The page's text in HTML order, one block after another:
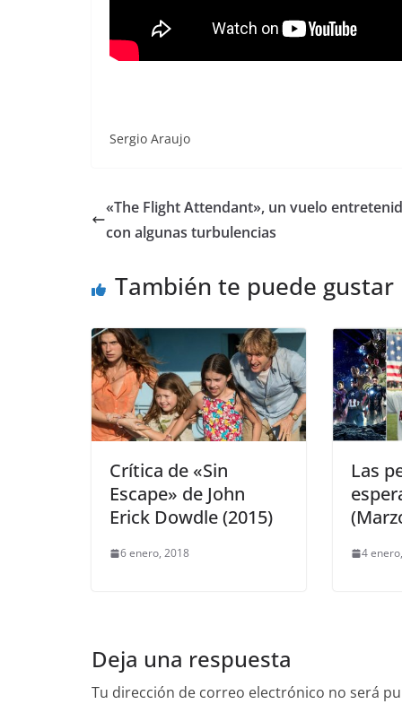
Sergio Araujo
«The Flight Attendant», un vuelo
con algunas turbulencias
También te puede gustar
Crítica de «Sin
Escape» de John
Erick Dowdle (2015)
6 enero, 2018
Las
4
Deja una respuesta
Tu dirección de correo electrónico no será